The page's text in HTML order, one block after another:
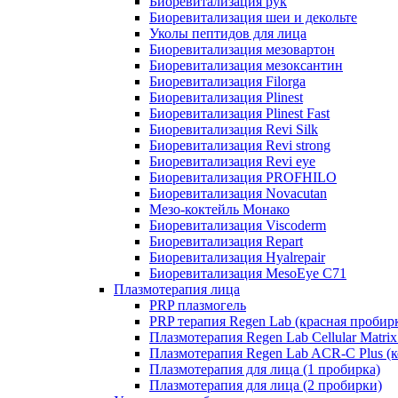
Биоревитализация шеи и декольте
Уколы пептидов для лица
Биоревитализация мезовартон
Биоревитализация мезоксантин
Биоревитализация Filorga
Биоревитализация Plinest
Биоревитализация Plinest Fast
Биоревитализация Revi Silk
Биоревитализация Revi strong
Биоревитализация Revi eye
Биоревитализация PROFHILO
Биоревитализация Novacutan
Мезо-коктейль Монако
Биоревитализация Viscoderm
Биоревитализация Repart
Биоревитализация Hyalrepair
Биоревитализация MesoEye C71
Плазмотерапия лица
PRP плазмогель
PRP терапия Regen Lab (красная
Плазмотерапия Regen Lab Cellular
Плазмотерапия Regen Lab ACR-C Plus
Плазмотерапия для лица (1 пробирка)
Плазмотерапия для лица (2 пробирки)